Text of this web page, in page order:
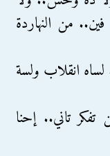
من النهاردة
انقلاب ولسة
تاني.. إحنا